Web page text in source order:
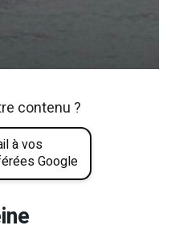
contenu ?
à vos
Google